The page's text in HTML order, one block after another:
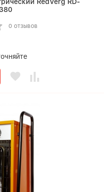
RedVerg RD-
0 отзывов